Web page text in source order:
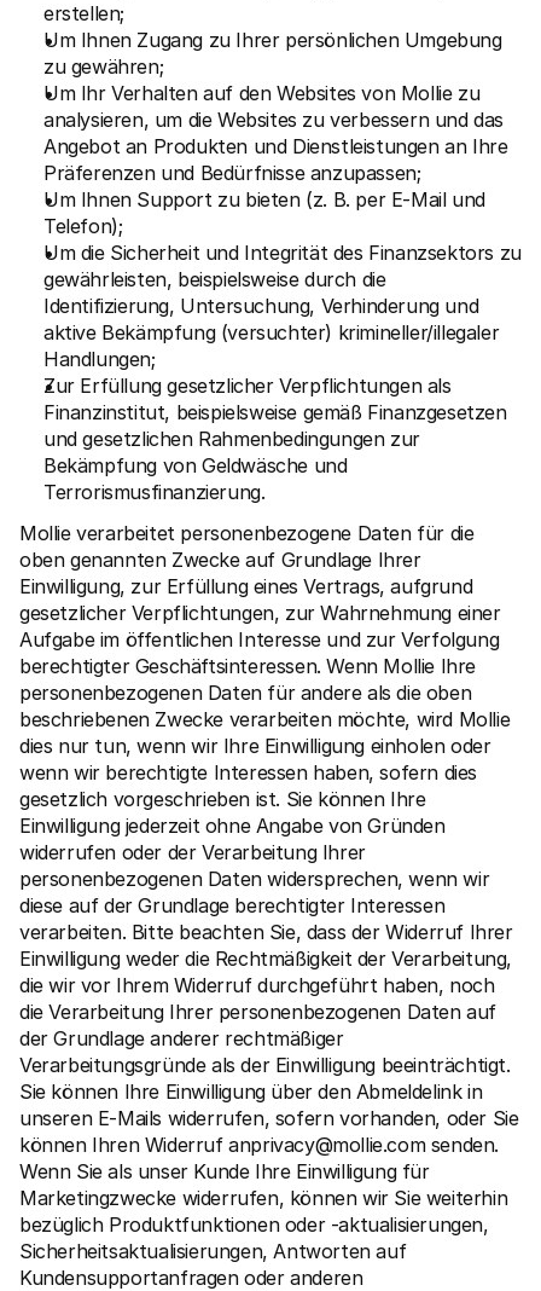
erstellen;
Um Ihnen Zugang zu Ihrer persönlichen Umgebung
zu gewähren;
Um Ihr Verhalten auf den Websites von Mollie zu
analysieren, um die Websites zu verbessern und das
Angebot an Produkten und Dienstleistungen an Ihre
Präferenzen und Bedürfnisse anzupassen;
Um Ihnen Support zu bieten (z. B. per E-Mail und
Telefon);
Um die Sicherheit und Integrität des Finanzsektors zu
gewährleisten, beispielsweise durch die
Identifizierung, Untersuchung, Verhinderung und
aktive Bekämpfung (versuchter) krimineller/illegaler
Handlungen;
Zur Erfüllung gesetzlicher Verpflichtungen als
Finanzinstitut, beispielsweise gemäß Finanzgesetzen
und gesetzlichen Rahmenbedingungen zur
Bekämpfung von Geldwäsche und
Terrorismusfinanzierung.
Mollie verarbeitet personenbezogene Daten für die
oben genannten Zwecke auf Grundlage Ihrer
Einwilligung, zur Erfüllung eines Vertrags, aufgrund
gesetzlicher Verpflichtungen, zur Wahrnehmung einer
Aufgabe im öffentlichen Interesse und zur Verfolgung
berechtigter Geschäftsinteressen. Wenn Mollie Ihre
personenbezogenen Daten für andere als die oben
beschriebenen Zwecke verarbeiten möchte, wird Mollie
dies nur tun, wenn wir Ihre Einwilligung einholen oder
wenn wir berechtigte Interessen haben, sofern dies
gesetzlich vorgeschrieben ist. Sie können Ihre
Einwilligung jederzeit ohne Angabe von Gründen
widerrufen oder der Verarbeitung Ihrer
personenbezogenen Daten widersprechen, wenn wir
diese auf der Grundlage berechtigter Interessen
verarbeiten. Bitte beachten Sie, dass der Widerruf Ihrer
Einwilligung weder die Rechtmäßigkeit der Verarbeitung,
die wir vor Ihrem Widerruf durchgeführt haben, noch
die Verarbeitung Ihrer personenbezogenen Daten auf
der Grundlage anderer rechtmäßiger
Verarbeitungsgründe als der Einwilligung beeinträchtigt.
Sie können Ihre Einwilligung über den Abmeldelink in
unseren E-Mails widerrufen, sofern vorhanden, oder Sie
können Ihren Widerruf anprivacy@mollie.com senden.
Wenn Sie als unser Kunde Ihre Einwilligung für
Marketingzwecke widerrufen, können wir Sie weiterhin
bezüglich Produktfunktionen oder -aktualisierungen,
Sicherheitsaktualisierungen, Antworten auf
Kundensupportanfragen oder anderen